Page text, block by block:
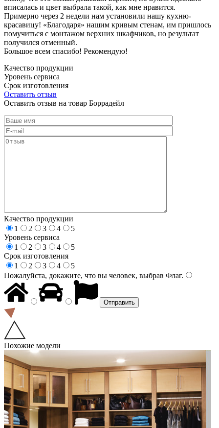
вписалась и цвет выбрала такой, как мне нравится.
Примерно через 2 недели нам установили нашу кухню-
красавицу! «Благодаря» нашим кривым стенам, им пришлось
помучиться с монтажом верхних шкафчиков, но результат
получился отменный.
Большое всем спасибо! Рекомендую!
Качество продукции
Уровень сервиса
Срок изготовления
Оставить отзыв
Оставить отзыв на товар Боррадейл
Качество продукции
1
2 3 4
5
Уровень сервиса
1
2 3 4
5
Срок изготовления
1
2 3 4
5
Пожалуйста, докажите, что вы человек, выбрав Флаг.
Похожие модели